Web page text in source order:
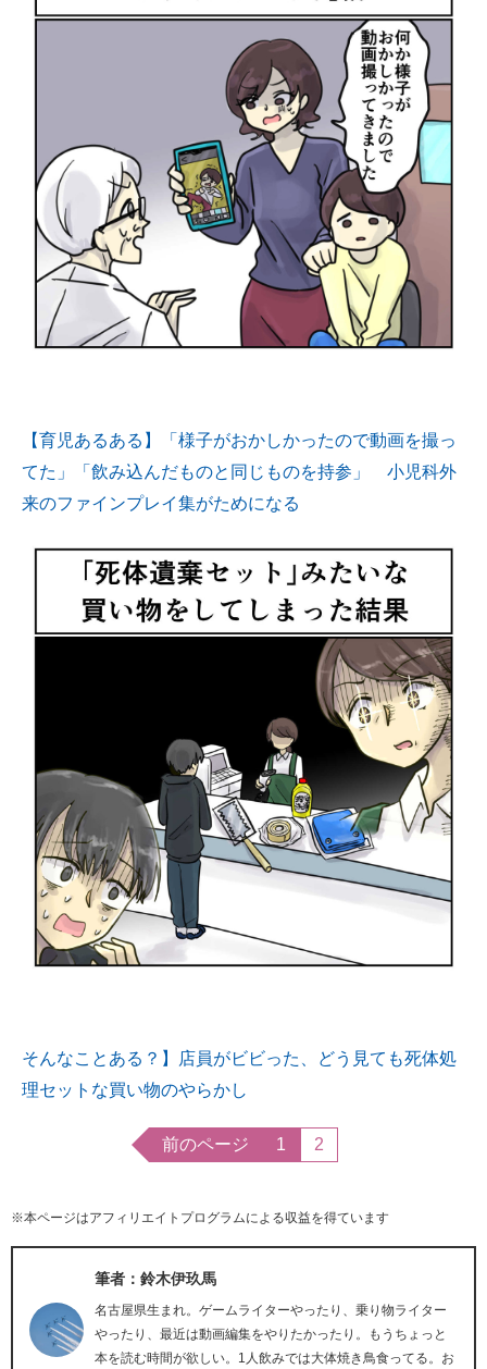
【育児あるある】「様子がおかしかったので動画を撮っ
てた」「飲み込んだものと同じものを持参」 小児科外
来のファインプレイ集がためになる
そんなことある？】店員がビビった、どう見ても死体処
理セットな買い物のやらかし
前のページ 1 2
※本ページはアフィリエイトプログラムによる収益を得ています
筆者：鈴木伊玖馬
名古屋県生まれ。ゲームライターやったり、乗り物ライター
やったり、最近は動画編集をやりたかったり。もうちょっと
本を読む時間が欲しい。1人飲みでは大体焼き鳥食ってる。お